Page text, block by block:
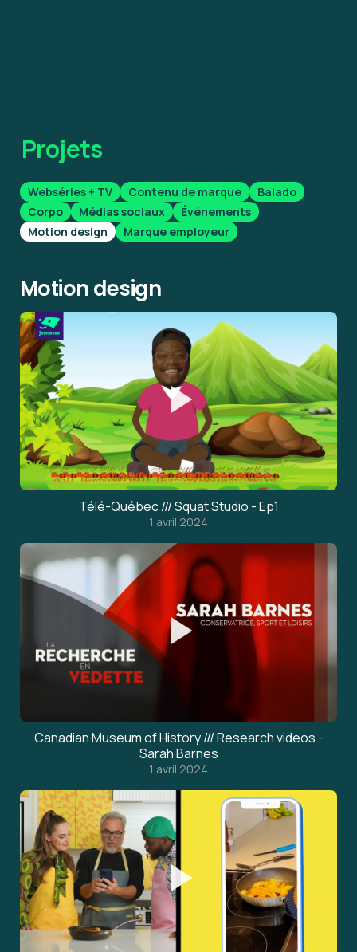
Projets
Webséries + TV Contenu de marque
Balado
Corpo
Médias sociaux
Événements
Motion design
Marque employeur
Motion design
Télé-Québec /// Squat Studio - Ep1
1 avril 2024
Canadian Museum of History /// Research videos -
Sarah Barnes
1 avril 2024